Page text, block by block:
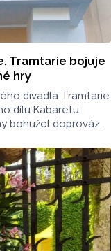
Tramtarie bojuje
hry
divadla Tramtarie
dílu Kabaretu
bohužel doprovázejí
Kracíka omezená